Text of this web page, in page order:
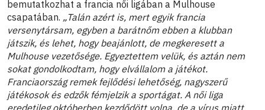
bemutatkozhat a francia női ligában a Mulhouse
csapatában. „Talán azért is, mert egyik francia
versenytársam, egyben a barátnőm ebben a klubban
játszik, és lehet, hogy beajánlott, de megkeresett a
Mulhouse vezetősége. Egyeztettem velük, és aztán nem
sokat gondolkodtam, hogy elvállalom a játékot.
Franciaország remek fejlődési lehetőség, nagyszerű
játékosok és edzők fémjelzik a sportágat. A női liga
eredetileg októberben kezdődött volna, de a vírus miatt